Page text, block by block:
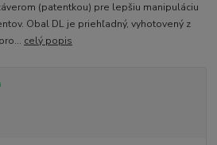
(patentkou) pre lepšiu manipuláciu
Obal DL je priehľadný, vyhotovený z
celý popis